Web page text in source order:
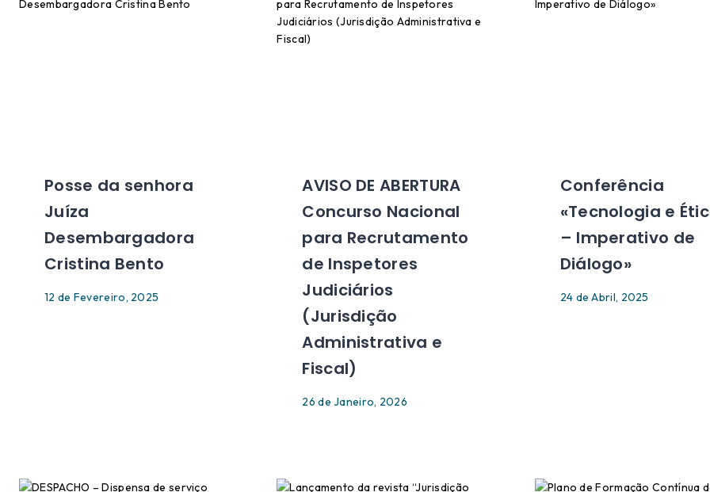
Posse da senhora
Juíza
Desembargadora
Cristina Bento
12 de Fevereiro, 2025
AVISO DE ABERTURA
Concurso Nacional
para Recrutamento
de Inspetores
Judiciários
(Jurisdição
Administrativa e
Fiscal)
26 de Janeiro, 2026
Conferência
«Tecnologia e
– Imperativo de
Diálogo»
24 de Abril, 2025